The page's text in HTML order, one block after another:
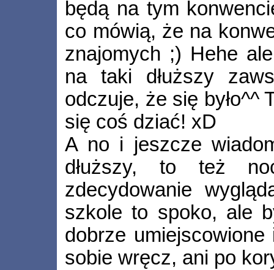
będą na tym
co mówią, że na
znajomych ;) Hehe
na taki dłuższy
odczuje, że się było^^
się coś dziać! xD
A no i jeszcze
dłuższy, to też
zdecydowanie
szkole to spoko, ale
dobrze
sobie wręcz, ani po